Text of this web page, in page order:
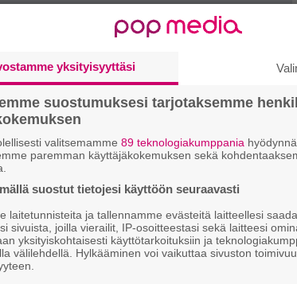
yksityisyyttäsi
suostumuksesi tarjotaksemme
valitsemamme 89 teknologiakumppania
paremman käyttäjäkokemuksen sekä
suostut tietojesi käyttöön seuraavasti
laitetunnisteita ja tallennamme evästeitä laitteellesi
sivuista, joilla vierailit, IP-osoitteestasi sekä laitteesi
yksityiskohtaisesti käyttötarkoituksiin ja
välilehdellä. Hylkääminen voi vaikuttaa sivuston